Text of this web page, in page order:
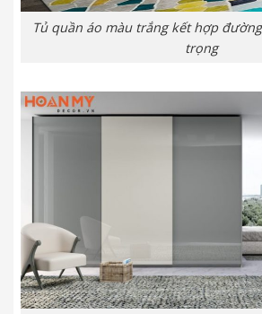
Tủ quần áo màu trắng kết hợp
trọng